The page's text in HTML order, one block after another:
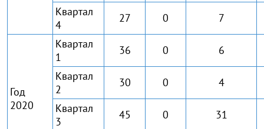
Квартал
4
27 0 7
Год
2020
Квартал
1
36 0
6
Квартал
2
30 0
4
Квартал
3
45 0
31